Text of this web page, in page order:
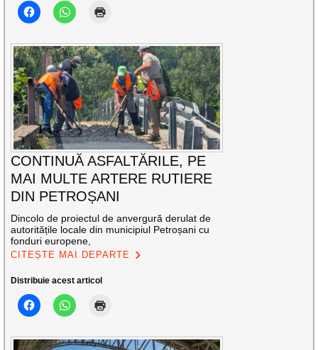
CONTINUĂ ASFALTĂRILE, PE
MAI MULTE ARTERE RUTIERE
DIN PETROȘANI
Dincolo de proiectul de anvergură derulat de
autoritățile locale din municipiul Petroșani cu
fonduri europene,
CITEȘTE MAI DEPARTE
Distribuie acest articol